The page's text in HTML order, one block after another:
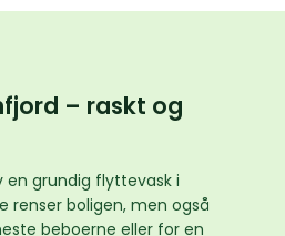
– raskt og
en grundig flyttevask i
renser boligen, men også
beboerne eller for en